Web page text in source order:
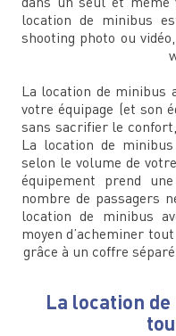
location de minibus
shooting photo ou
La location de minibus
votre équipage (et son
sans sacrifier le
La location de minibus
selon le volume de
équipement prend
nombre de passagers
location de minibus
moyen d’acheminer
grâce à un coffre
La location